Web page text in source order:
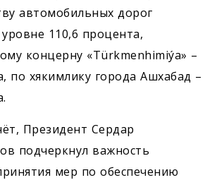
автомобильных дорог
110,6 процента,
концерну «Türkmenhimiýa» –
по хякимлику города Ашхабад –
Президент Сердар
подчеркнул важность
мер по обеспечению